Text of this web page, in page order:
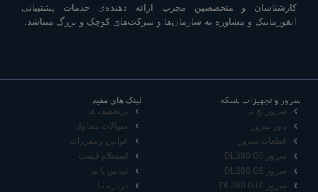
کارشناسان و متخصصین مجرب ارائه دهنده‌ی خدمات پشتیبانی
انفورماتیک و مشاوره به سازمان‌ها و شرکت‌های کوچک و بزرگ میباشد.
سرور و تجهیزات شبکه
سرور اچ پی
پاور سرور
قطعات سرور
سرور DL380 G9
سرور DL360 G9
سرور DL380 G10
لینک های مفید
پرتخفیف ها
سوالات متداول
قوانین و مقررات
استعلام قیمت
تماس با ما
درباره ما